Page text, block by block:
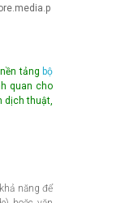
tảng bộ
quan cho
dịch thuật,
năng để